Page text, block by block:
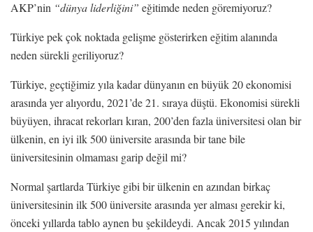
AKP’nin “dünya liderliğini” eğitimde neden göremiyoruz?
Türkiye pek çok noktada gelişme gösterirken eğitim alanında
neden sürekli geriliyoruz?
Türkiye, geçtiğimiz yıla kadar dünyanın en büyük 20 ekonomisi
arasında yer alıyordu, 2021’de 21. sıraya düştü. Ekonomisi sürekli
büyüyen, ihracat rekorları kıran, 200’den fazla üniversitesi olan bir
ülkenin, en iyi ilk 500 üniversite arasında bir tane bile
üniversitesinin olmaması garip değil mi?
Normal şartlarda Türkiye gibi bir ülkenin en azından birkaç
üniversitesinin ilk 500 üniversite arasında yer alması gerekir ki,
önceki yıllarda tablo aynen bu şekildeydi. Ancak 2015 yılından